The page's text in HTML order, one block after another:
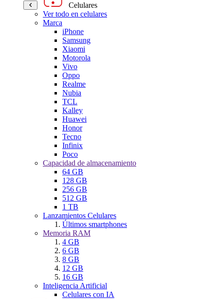
Celulares
Ver todo en celulares
Marca
iPhone
Samsung
Xiaomi
Motorola
Vivo
Oppo
Realme
Nubia
TCL
Kalley
Huawei
Honor
Tecno
Infinix
Poco
Capacidad de almacenamiento
64 GB
128 GB
256 GB
512 GB
1 TB
Lanzamientos Celulares
Últimos smartphones
Memoria RAM
4 GB
6 GB
8 GB
12 GB
16 GB
Inteligencia Artificial
Celulares con IA